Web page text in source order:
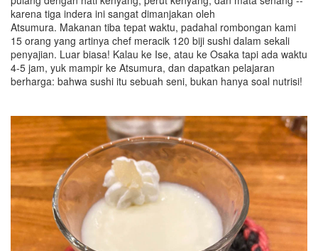
karena tiga indera ini sangat dimanjakan oleh
Atsumura. Makanan tiba tepat waktu, padahal rombongan kami
15 orang yang artinya chef meracik 120 biji sushi dalam sekali
penyajian. Luar biasa! Kalau ke Ise, atau ke Osaka tapi ada waktu
4-5 jam, yuk mampir ke Atsumura, dan dapatkan pelajaran
berharga: bahwa sushi itu sebuah seni, bukan hanya soal nutrisi!